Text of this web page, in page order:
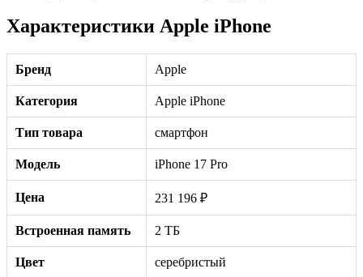
Характеристики Apple iPhone
Бренд Apple
Категория Apple iPhone
Тип товара смартфон
Модель iPhone 17 Pro
Цена 231 196 ₽
Встроенная память 2 ТБ
Цвет серебристый